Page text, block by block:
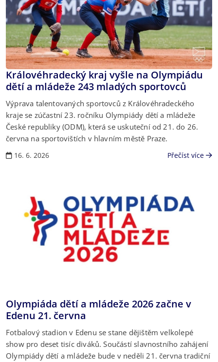
Královéhradecký kraj vyšle na Olympiádu
dětí a mládeže 243 mladých sportovců
Výprava talentovaných sportovců z Královéhradeckého
kraje se zúčastní 23. ročníku Olympiády dětí a mládeže
České republiky (ODM), která se uskuteční od 21. do 26.
června na sportovištích v hlavním městě Praze.
16. 6. 2026 Přečíst více
Olympiáda dětí a mládeže 2026 začne v
Edenu 21. června
Fotbalový stadion v Edenu se stane dějištěm velkolepé
show pro deset tisíc diváků. Součástí slavnostního zahájení
Olympiády dětí a mládeže bude v neděli 21. června tradiční